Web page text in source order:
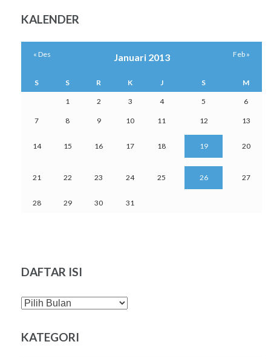
KALENDER
Januari 2013
S S R K J S M
1 2 3 4 5 6
7 8 9 10 11 12 13
14 15 16 17 18 19 20
21 22 23 24 25 26 27
28 29 30 31
« Des Feb »
DAFTAR ISI
DAFTAR
KATEGORI